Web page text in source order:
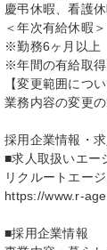
慶弔休暇、看護
＜年次有給休暇＞
※勤務6ヶ月以上
※年間の有給取得
【変更範囲につい
業務内容の変更
採用企業情報・
■求人取扱いエー
リクルートエー
https://www.r-
■採用企業情報